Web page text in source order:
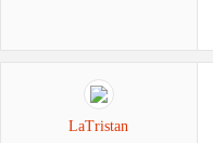
LaTristan